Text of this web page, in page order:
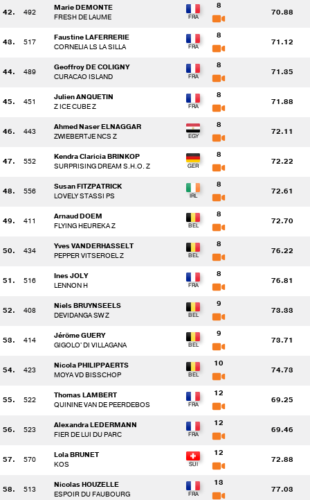
42. 492
Marie DEMONTE
FRESH DE LAUME
8
70.88
43. 517
Faustine LAFERRERIE
CORNELIA LS LA SILLA
8
71.12
44. 489
Geoffroy DE COLIGNY
CURACAO ISLAND
8
71.35
45. 451
Julien ANQUETIN
Z ICE CUBE Z
8
71.88
46. 443
Ahmed Naser ELNAGGAR
ZWIEBERTJE NCS Z
8
72.11
47. 552
Kendra Claricia BRINKOP
SURPRISING DREAM S.H.O. Z
8
72.22
48. 556
Susan FITZPATRICK
LOVELY STASSI PS
8
72.61
49. 411
Arnaud DOEM
FLYING HEUREKA Z
8
72.70
50. 434
Yves VANDERHASSELT
PEPPER VITSEROEL Z
8
76.22
51. 516
Ines JOLY
LENNON H
8
76.81
52. 408
Niels BRUYNSEELS
DEVIDANGA SW Z
9
73.33
53. 414
Jérôme GUERY
GIGOLO' DI VILLAGANA
9
73.71
54. 423
Nicola PHILIPPAERTS
MOYA VD BISSCHOP
10
74.73
55. 522
Thomas LAMBERT
QUININE VAN DE PEERDEBOS
12
69.25
56. 523
Alexandra LEDERMANN
FIER DE LUI DU PARC
12
69.46
57. 570
Lola BRUNET
KOS
12
72.88
58. 513
Nicolas HOUZELLE
ESPOIR DU FAUBOURG
13
77.03